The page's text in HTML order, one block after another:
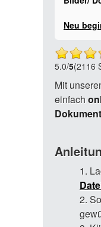
Neu
5.0/5(2116
Mit
einfach